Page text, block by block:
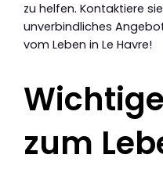
zu helfen. Kontaktiere
unverbindliches
vom Leben in Le Havre!
zum